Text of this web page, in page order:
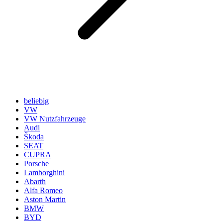
beliebig
VW
VW Nutzfahrzeuge
Audi
Škoda
SEAT
CUPRA
Porsche
Lamborghini
Abarth
Alfa Romeo
Aston Martin
BMW
BYD